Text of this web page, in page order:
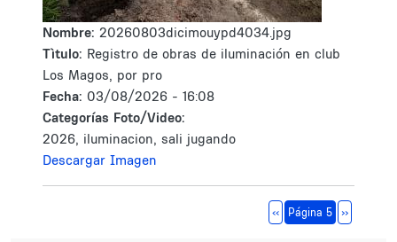
Nombre: 20260803dicimouypd4034.jpg
Tìtulo: Registro de obras de iluminación en club
Los Magos, por pro
Fecha: 03/08/2026 - 16:08
Categorías Foto/Video:
2026, iluminacion, sali jugando
Descargar Imagen
Página anterior
‹‹ Página 5 Siguiente
››